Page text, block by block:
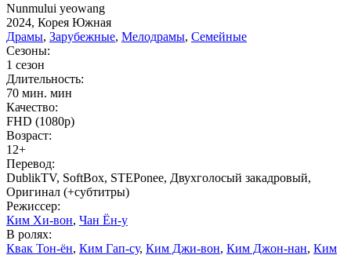
Nunmului yeowang
2024, Корея Южная
Драмы, Зарубежные, Мелодрамы, Семейные
Сезоны:
1 сезон
Длительность:
70 мин. мин
Качество:
FHD (1080p)
Возраст:
12+
Перевод:
DublikTV, SoftBox, STEPonee, Двухголосый закадровый,
Оригинал (+субтитры)
Режиссер:
Ким Хи-вон, Чан Ён-у
В ролях:
Квак Тон-ён, Ким Гап-су, Ким Джи-вон, Ким Джон-нан, Ким